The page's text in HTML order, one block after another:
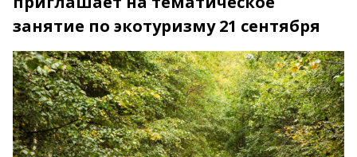
занятие по экотуризму 21 сентября